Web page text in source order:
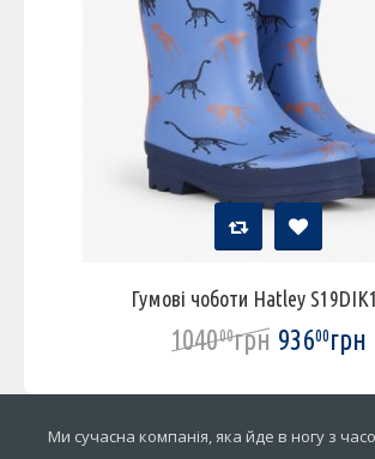
Гумові чоботи Hatley
104000грн 93600грн
Ми сучасна компанія, яка йде в ногу з